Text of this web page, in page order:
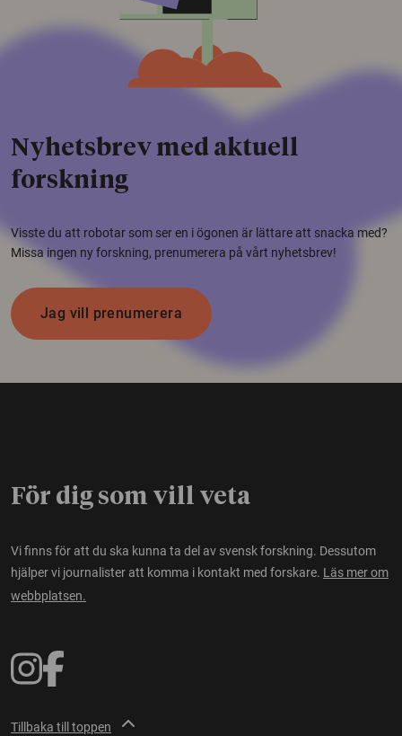
Nyhetsbrev med aktuell
forskning
Visste du att robotar som ser en i ögonen är lättare att snacka med?
Missa ingen ny forskning, prenumerera på vårt nyhetsbrev!
Jag vill prenumerera
För dig som vill veta
Vi finns för att du ska kunna ta del av svensk forskning. Dessutom
hjälper vi journalister att komma i kontakt med forskare. Läs mer om
webbplatsen.
Tillbaka till toppen